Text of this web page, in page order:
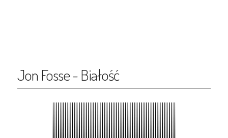
Jon Fosse - Białość